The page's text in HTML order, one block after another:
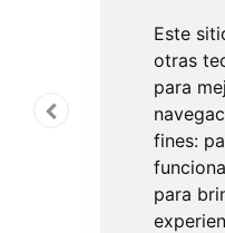
Este
otras
para
fines:
para